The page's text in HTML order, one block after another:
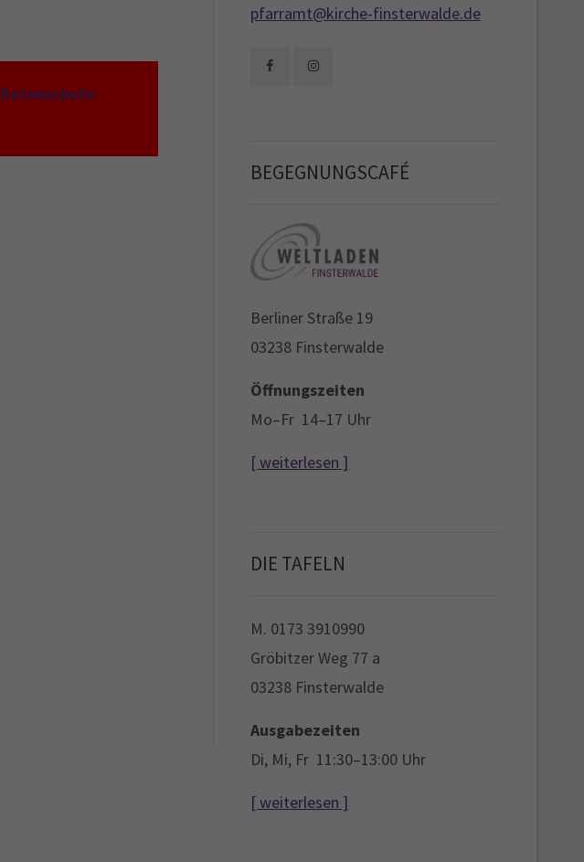
Datenschutz-
pfarramt@kirche-finsterwalde.de
BEGEGNUNGSCAFÉ
Berliner Straße 19
03238 Finsterwalde
Öffnungszeiten
Mo–Fr 14–17 Uhr
[ weiterlesen ]
DIE TAFELN
M. 0173 3910990
Gröbitzer Weg 77 a
03238 Finsterwalde
Ausgabezeiten
Di, Mi, Fr 11:30–13:00 Uhr
[ weiterlesen ]